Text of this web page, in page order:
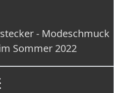
- Modeschmuck
Sommer 2022